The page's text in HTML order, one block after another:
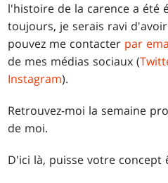
l'histoire de la carence a été
toujours, je serais ravi
pouvez me contacter par
de mes médias sociaux (
Instagram).
Retrouvez-moi la semaine
de moi.
D'ici là, puisse votre concept